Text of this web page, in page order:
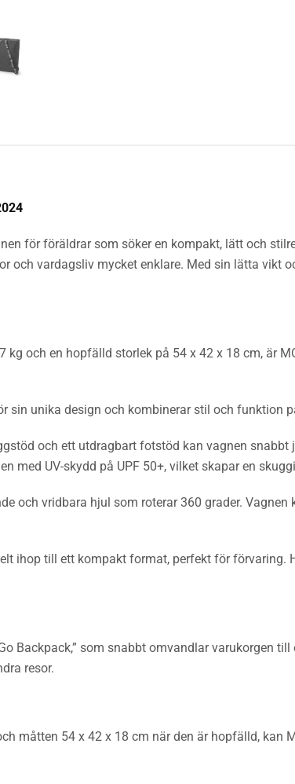
för föräldrar som söker en kompakt, lätt och
och vardagsliv mycket enklare. Med sin lätta
kg och en hopfälld storlek på 54 x 42 x 18 cm, är
sin unika design och kombinerar stil och funktion
och ett utdragbart fotstöd kan vagnen
med UV-skydd på UPF 50+, vilket skapar en
och vridbara hjul som roterar 360 grader.
ihop till ett kompakt format, perfekt för förvaring.
Backpack,” som snabbt omvandlar varukorgen
resor.
måtten 54 x 42 x 18 cm när den är hopfälld, kan